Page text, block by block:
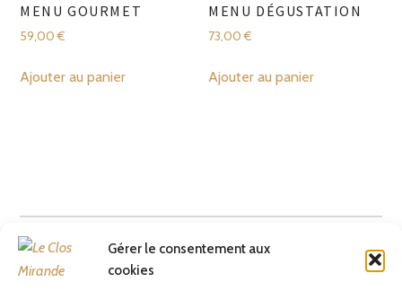
Gérer le consentement aux
cookies
MENU GOURMET
59,00€
Ajouter au panier
MENU DÉGUSTATION
73,00€
Ajouter au panier
AUTHOR GESTION LECLOSMIRANDE